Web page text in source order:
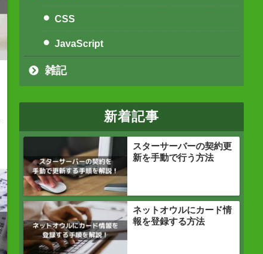
CSS
JavaScript
雑記
新着記事
スターサーバーの契約更
新を手動で行う方法
ネットオウルにカード情
報を登録する方法